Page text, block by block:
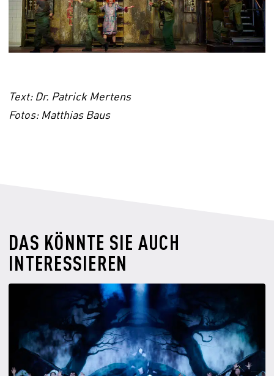
Text: Dr. Patrick Mertens
Fotos: Matthias Baus
DAS KÖNNTE SIE AUCH
INTERESSIEREN